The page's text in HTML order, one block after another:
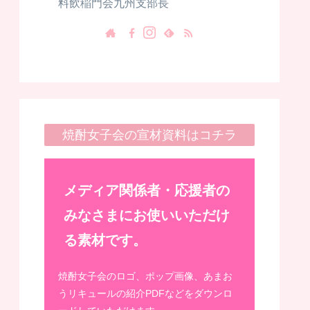
料飲稲門会九州支部長
焼酎女子会の宣材資料はコチラ
メディア関係者・応援者の
みなさまにお使いいただけ
る素材です。
焼酎女子会のロゴ、ポップ画像、あまお
うリキュールの紹介PDFなどをダウンロ